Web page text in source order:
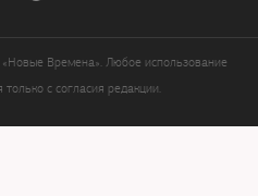
Времена». Любое использование
только с согласия редакции.